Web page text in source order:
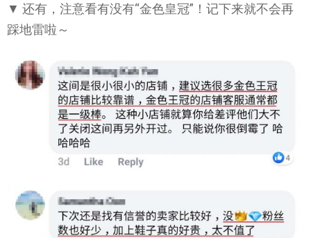
▼ 还有，注意看有没有“金色皇冠”！记下来就不会再
踩地雷啦～